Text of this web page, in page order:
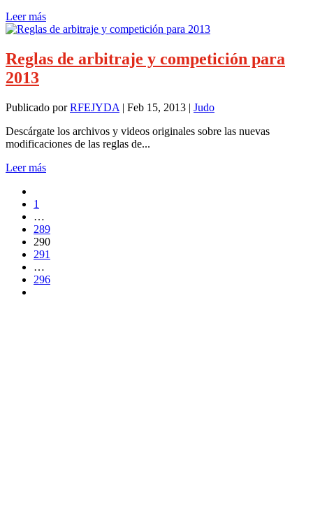
Leer más
Reglas de arbitraje y competición para
2013
Publicado porRFEJYDA | Feb 15, 2013 | Judo
Descárgate los archivos y videos originales sobre las nuevas
modificaciones de las reglas de...
Leer más
1
…
289
290
291
…
296